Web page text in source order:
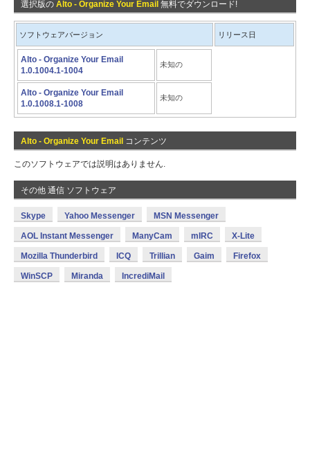
選択版の Alto - Organize Your Email 無料でダウンロード!
ソフトウェアバージョン リリース日
Alto - Organize Your Email
1.0.1004.1-1004
未知の
Alto - Organize Your Email
1.0.1008.1-1008
未知の
Alto - Organize Your Email コンテンツ
このソフトウェアでは説明はありません.
その他 通信 ソフトウェア
Skype Yahoo Messenger MSN Messenger
AOL Instant Messenger ManyCam mIRC X-Lite
Mozilla Thunderbird ICQ Trillian Gaim Firefox
WinSCP Miranda IncrediMail